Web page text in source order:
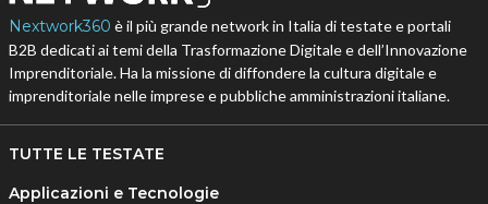
Nextwork360 è il più grande network in Italia di testate e portali
B2B dedicati ai temi della Trasformazione Digitale e dell’Innovazione
Imprenditoriale. Ha la missione di diffondere la cultura digitale e
imprenditoriale nelle imprese e pubbliche amministrazioni italiane.
TUTTE LE TESTATE
Applicazioni e Tecnologie